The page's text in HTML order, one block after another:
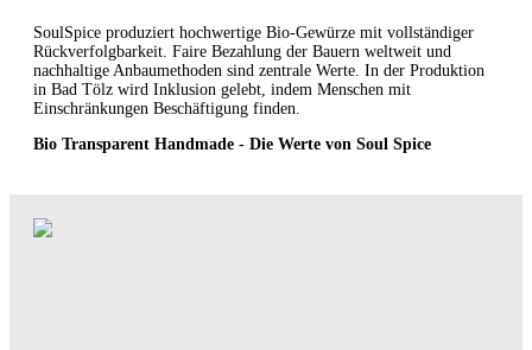
SoulSpice produziert hochwertige Bio-Gewürze mit vollständiger
Rückverfolgbarkeit. Faire Bezahlung der Bauern weltweit und
nachhaltige Anbaumethoden sind zentrale Werte. In der Produktion
in Bad Tölz wird Inklusion gelebt, indem Menschen mit
Einschränkungen Beschäftigung finden.
Bio Transparent Handmade - Die Werte von Soul Spice